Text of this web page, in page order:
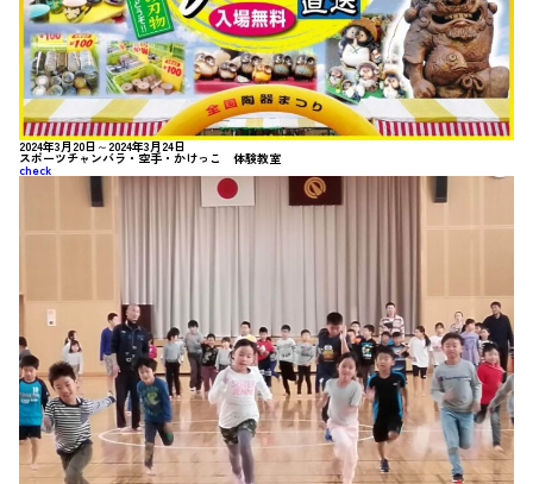
2024年3月20日～2024年3月24日
スポーツチャンバラ・空手・かけっこ 体験教室
check